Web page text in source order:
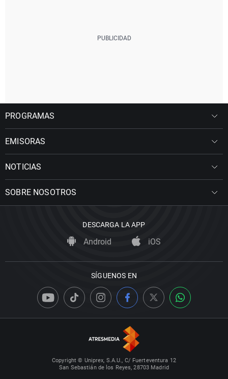
PROGRAMAS
EMISORAS
NOTICIAS
SOBRE NOSOTROS
DESCARGA LA APP
Android iOS
SÍGUENOS EN
Copyright © Uniprex, S.A.U., C/ Fuerteventura 12
San Sebastián de los Reyes, 28703 Madrid